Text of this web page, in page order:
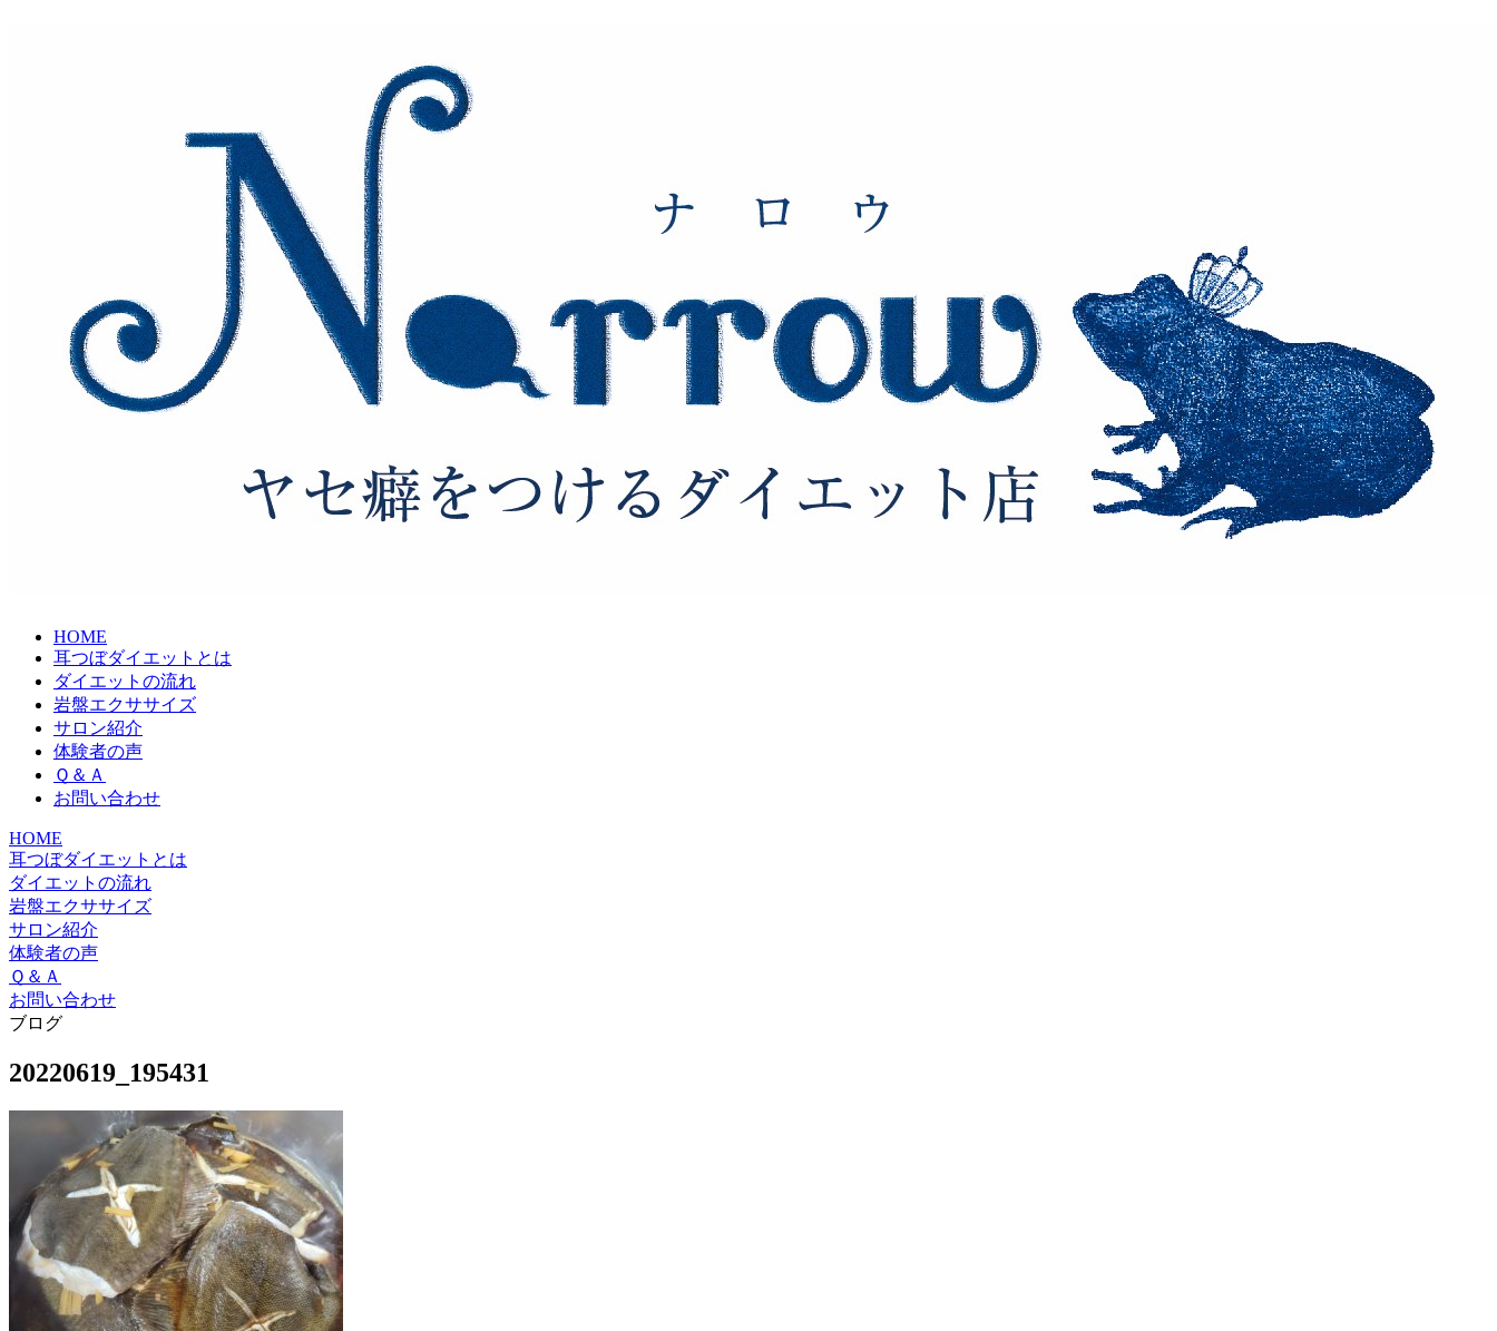
HOME
耳つぼダイエットとは
ダイエットの流れ
岩盤エクササイズ
サロン紹介
体験者の声
Ｑ＆Ａ
お問い合わせ
HOME
耳つぼダイエットとは
ダイエットの流れ
岩盤エクササイズ
サロン紹介
体験者の声
Ｑ＆Ａ
お問い合わせ
ブログ
20220619_195431